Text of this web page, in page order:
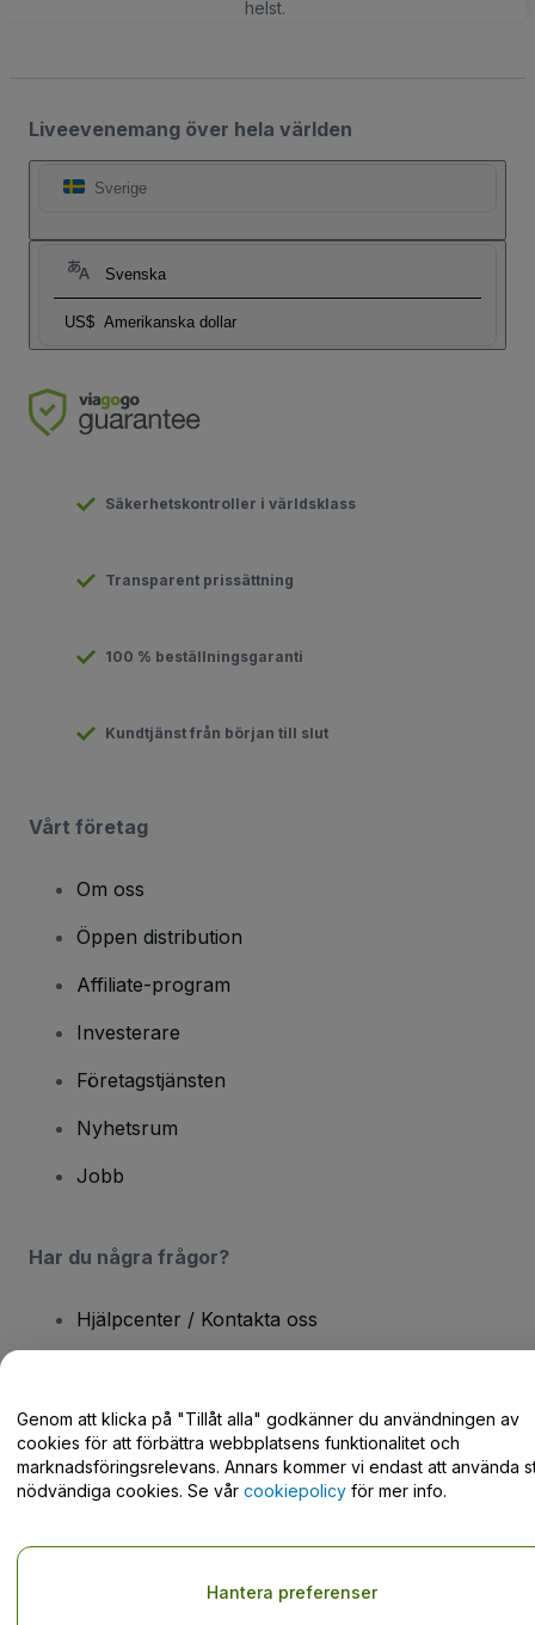
helst.
Liveevenemang över hela världen
Sverige
Svenska
US$ Amerikanska dollar
Säkerhetskontroller i världsklass
Transparent prissättning
100 % beställningsgaranti
Kundtjänst från början till slut
Vårt företag
Om oss
Öppen distribution
Affiliate-program
Investerare
Företagstjänsten
Nyhetsrum
Jobb
Har du några frågor?
Hjälpcenter / Kontakta oss
Copyright © viagogo GmbH 2026
Företagsinformation
Användande av denna webbsida medger godkännande av
användarvillkorochsekretesspolicyochcookiepolicy och
Genom att klicka på "Tillåt alla" godkänner du användningen av
cookies för att förbättra webbplatsens funktionalitet och
marknadsföringsrelevans. Annars kommer vi endast att använda
nödvändiga cookies. Se vår cookiepolicy för mer info.
Hantera preferenser